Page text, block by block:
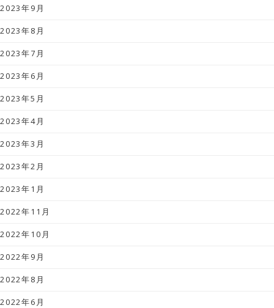
2023年9月
2023年8月
2023年7月
2023年6月
2023年5月
2023年4月
2023年3月
2023年2月
2023年1月
2022年11月
2022年10月
2022年9月
2022年8月
2022年6月